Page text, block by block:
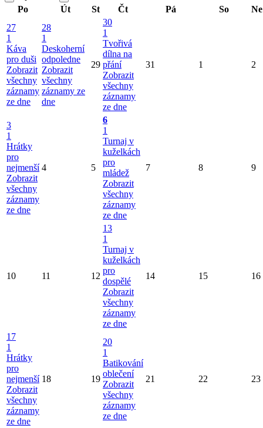
Po
Út St Čt Pá So
Ne
27
1
Káva
pro duši
Zobrazit
všechny
záznamy
ze dne
28
1
Deskoherní
odpoledne
Zobrazit
všechny
záznamy ze
dne
29
30
1
Tvořivá
dílna na
přání
Zobrazit
všechny
záznamy
ze dne
31 1 2
3
1
Hrátky
pro
nejmenší
Zobrazit
všechny
záznamy
ze dne
4 5
6
1
Turnaj v
kuželkách
pro
mládež
Zobrazit
všechny
záznamy
ze dne
7 8 9
10 11 12
13
1
Turnaj v
kuželkách
pro
dospělé
Zobrazit
všechny
záznamy
ze dne
14 15 16
17
1
Hrátky
pro
nejmenší
Zobrazit
všechny
záznamy
ze dne
18 19
20
1
Batikování
oblečení
Zobrazit
všechny
záznamy
ze dne
21 22 23